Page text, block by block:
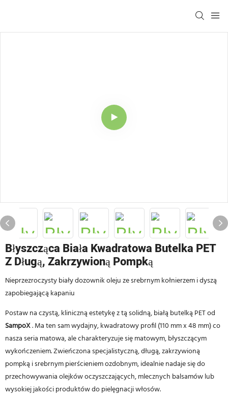
Błyszcząca Biała Kwadratowa Butelka PET
Z Długą, Zakrzywioną Pompką
Nieprzezroczysty biały dozownik oleju ze srebrnym kołnierzem i dyszą
zapobiegającą kapaniu
Postaw na czystą, kliniczną estetykę z tą solidną, białą butelką PET od
SampoX. Ma ten sam wydajny, kwadratowy profil (110 mm x 48 mm) co
nasza seria matowa, ale charakteryzuje się matowym, błyszczącym
wykończeniem. Zwieńczona specjalistyczną, długą, zakrzywioną
pompką i srebrnym pierścieniem ozdobnym, idealnie nadaje się do
przechowywania olejków oczyszczających, mlecznych balsamów lub
wysokiej jakości produktów do pielęgnacji włosów.